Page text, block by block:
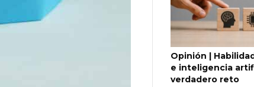
Opinión |
e inteligencia
verdadero reto